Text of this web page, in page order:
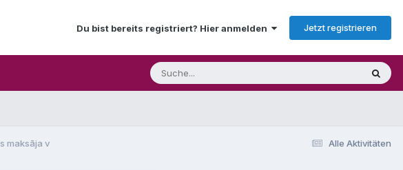
Du bist bereits registriert? Hier anmelden Jetzt registrieren
Alle Aktivitäten
maksāja v